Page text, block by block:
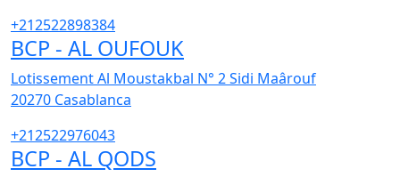
+212522898384
BCP - AL OUFOUK
Lotissement Al Moustakbal N° 2 Sidi Maârouf
20270 Casablanca
+212522976043
BCP - AL QODS